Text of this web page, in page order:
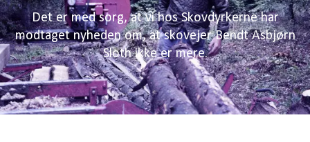
Det er med sorg, at vi hos Skovdyrkerne har
modtaget nyheden om, at skovejer Bendt Asbjørn
Sloth ikke er mere.